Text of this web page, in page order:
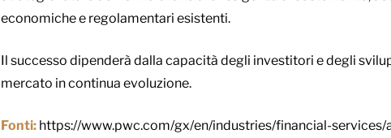
economiche e regolamentari esistenti.
Il successo dipenderà dalla capacità degli investitori e degli
mercato in continua evoluzione.
Fonti: https://www.pwc.com/gx/en/industries/financial-